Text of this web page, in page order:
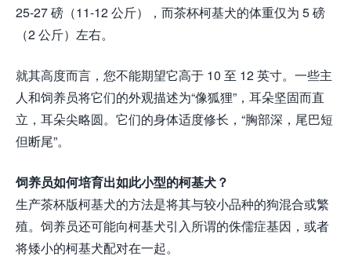
25-27 磅（11-12 公斤），而茶杯柯基犬的体重仅为 5 磅
（2 公斤）左右。
就其高度而言，您不能期望它高于 10 至 12 英寸。一些主
人和饲养员将它们的外观描述为“像狐狸”，耳朵坚固而直
立，耳朵尖略圆。它们的身体适度修长，“胸部深，尾巴短
但断尾”。
饲养员如何培育出如此小型的柯基犬？
生产茶杯版柯基犬的方法是将其与较小品种的狗混合或繁
殖。饲养员还可能向柯基犬引入所谓的侏儒症基因，或者
将矮小的柯基犬配对在一起。